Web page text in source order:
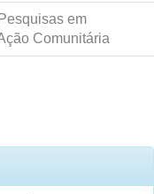
em
Comunitária